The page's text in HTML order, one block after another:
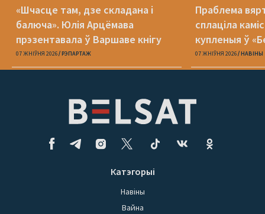
«Шчасце там, дзе складана і
балюча». Юлія Арцёмава
прэзентавала ў Варшаве кнігу
«Пока я искала слова»
07 ЖНІЎНЯ 2026 РЭПАРТАЖ
Праблема
сплаціла
купленыя ў
07 ЖНІЎНЯ 2026 НАВІНЫ
Катэгорыі
Навіны
Вайна